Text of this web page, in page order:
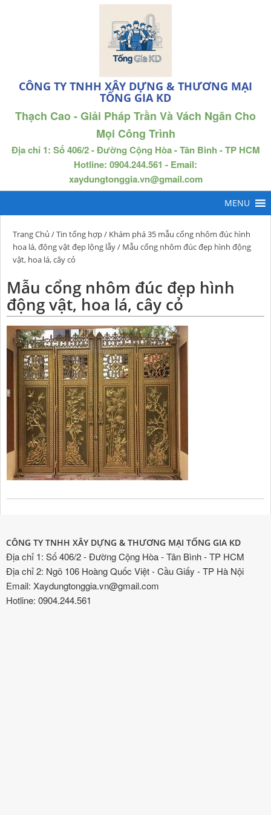
CÔNG TY TNHH XÂY DỰNG & THƯƠNG MẠI
TỐNG GIA KD
Thạch Cao - Giải Pháp Trần Và Vách Ngăn Cho
Mọi Công Trình
Địa chỉ 1: Số 406/2 - Đường Cộng Hòa - Tân Bình - TP HCM
Hotline: 0904.244.561 - Email:
xaydungtonggia.vn@gmail.com
Trang Chủ /Tin tổng hợp/ Khám phá 35 mẫu cổng nhôm đúc hình
hoa lá, động vật đẹp lộng lẫy/ Mẫu cổng nhôm đúc đẹp hình động
vật, hoa lá, cây cỏ
Mẫu cổng nhôm đúc đẹp hình
động vật, hoa lá, cây cỏ
CÔNG TY TNHH XÂY DỰNG & THƯƠNG MẠI TỐNG GIA KD
Địa chỉ 1: Số 406/2 - Đường Cộng Hòa - Tân Bình - TP HCM
Địa chỉ 2: Ngõ 106 Hoàng Quốc Việt - Cầu Giấy - TP Hà Nội
Email: Xaydungtonggia.vn@gmail.com
Hotline: 0904.244.561